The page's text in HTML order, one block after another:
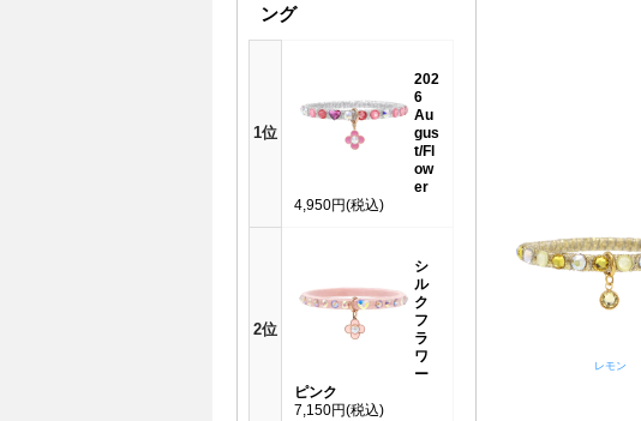
ング
1位
202
6
Au
gus
t/Fl
ow
er
4,950円(税込)
2位
シ
ル
ク
フ
ラ
ワ
ー
ピンク
7,150円(税込)
レモン